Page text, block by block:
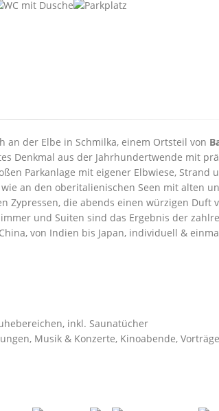
der Elbe in Schmilka, einem Ortsteil von
Denkmal aus der Jahrhundertwende mit
Parkanlage mit eigener Elbwiese, Strand
an den oberitalienischen Seen mit alten
Zypressen, die abends einen würzigen Duft
und Suiten sind das Ergebnis der
von Indien bis Japan, individuell &
inkl. Saunatücher
Musik & Konzerte, Kinoabende,